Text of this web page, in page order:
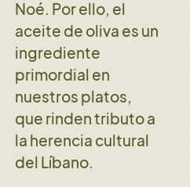
Noé. Por ello, el
aceite de oliva es un
ingrediente
primordial en
nuestros platos,
que rinden tributo a
la herencia cultural
del Líbano.